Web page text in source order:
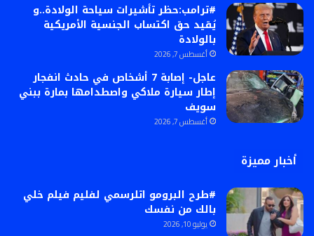
#ترامب:حظر تأشيرات سياحة الولادة..و
يُقيد حق اكتساب الجنسية الأمريكية
بالولادة
أغسطس 7, 2026
عاجل- إصابة 7 أشخاص في حادث انفجار
إطار سيارة ملاكي واصطدامها بمارة ببني
سويف
أغسطس 7, 2026
أخبار مميزة
#طرح البرومو اتلرسمي لفليم فيلم خلي
بالك من نفسك
يوليو 10, 2026